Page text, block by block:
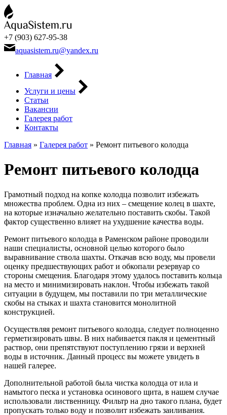
+7 (903) 627-95-38
aquasistem.ru@yandex.ru
Главная
Услуги и цены
Статьи
Вакансии
Галерея работ
Контакты
Главная » Галерея работ » Ремонт питьевого колодца
Ремонт питьевого колодца
Грамотный подход на копке колодца позволит избежать
множества проблем. Одна из них – смещение колец в шахте,
на которые изначально желательно поставить скобы. Такой
фактор существенно влияет на ухудшение качества воды.
Ремонт питьевого колодца в Раменском районе проводили
наши специалисты, основной целью которого было
выравнивание ствола шахты. Откачав всю воду, мы провели
оценку предшествующих работ и обкопали резервуар со
стороны смещения. Благодаря этому удалось поставить кольца
на место и минимизировать наклон. Чтобы избежать такой
ситуации в будущем, мы поставили по три металлические
скобы на стыках и шахта становится монолитной
конструкцией.
Осуществляя ремонт питьевого колодца, следует полноценно
герметизировать швы. В них набивается пакля и цементный
раствор, они препятствуют поступлению грязи и верхней
воды в источник. Данный процесс вы можете увидеть в
нашей галерее.
Дополнительной работой была чистка колодца от ила и
намытого песка и установка осинового щита, в нашем случае
использовали лиственницу. Фильтр на дно такого плана, будет
пропускать только воду и позволит избежать заиливания.